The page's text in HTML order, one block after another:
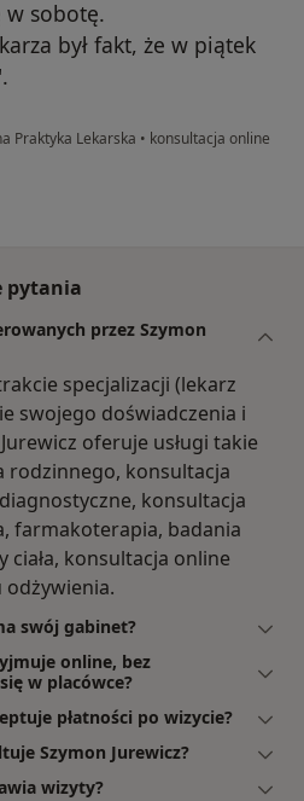
w sobotę.
był fakt, że w piątek
Praktyka Lekarska • konsultacja online
pytania
przez Szymon
specjalizacji (lekarz
swojego doświadczenia i
oferuje usługi takie
rodzinnego, konsultacja
konsultacja
farmakoterapia, badania
konsultacja online
odżywienia.
swój gabinet?
online, bez
w placówce?
płatności po wizycie?
Szymon Jurewicz?
wizyty?